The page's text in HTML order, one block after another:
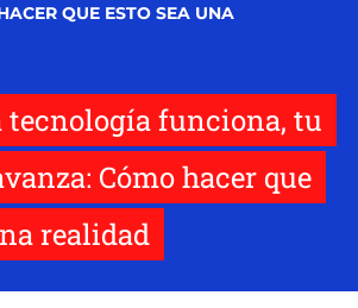
QUE ESTO SEA UNA
tecnología funciona, tu
Cómo hacer que
realidad